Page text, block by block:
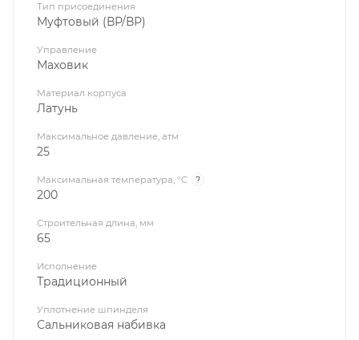
Тип присоединения
Муфтовый (ВР/ВР)
Управление
Маховик
Материал корпуса
Латунь
Максимальное давление, атм
25
Максимальная температура, °C ?
200
Строительная длина, мм
65
Исполнение
Традиционный
Уплотнение шпинделя
Сальниковая набивка